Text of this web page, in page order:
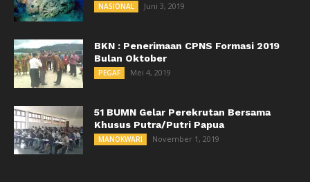
NASIONAL Juni 3, 2019
BKN : Penerimaan CPNS Formasi 2019
Bulan Oktober
PEGAF Mei 4, 2019
51 BUMN Gelar Perekrutan Bersama
Khusus Putra/Putri Papua
MANOKWARI November 1, 2019